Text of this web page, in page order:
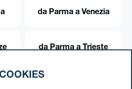
da Parma a Venezia
da Parma a Trieste